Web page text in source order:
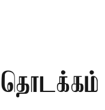
தொடக்கம்